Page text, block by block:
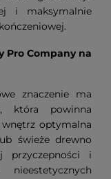
i maksymalnie
Pro Company na
znaczenie ma
która powinna
wnętrz optymalna
świeże drewno
przyczepności i